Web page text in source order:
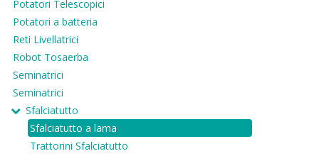
Potatori Telescopici
Potatori a batteria
Reti Livellatrici
Robot Tosaerba
Seminatrici
Seminatrici
Sfalciatutto
Sfalciatutto a lama
Trattorini Sfalciatutto